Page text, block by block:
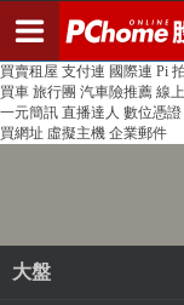
PChome首頁 線上購物 24h購
買賣租屋 支付連 國際連 Pi
買車 旅行團 汽車險推薦 線
一元簡訊 直播達人 數位憑證
買網址 虛擬主機 企業郵件
大盤